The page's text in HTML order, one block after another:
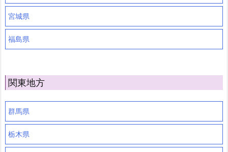
宮城県
福島県
関東地方
群馬県
栃木県